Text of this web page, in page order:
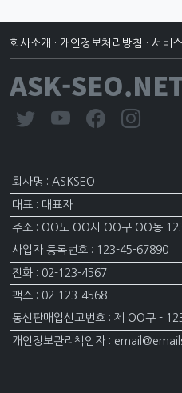
회사소개 · 개인정보처리방침 · 서비
ASK-
회사명 : ASKSEO
대표 : 대표자
주소 : OO도 OO시 OO구 OO동
사업자 등록번호 : 123-45-67890
전화 : 02-123-4567
팩스 : 02-123-4568
통신판매업신고번호 : 제 OO구 -
개인정보관리책임자 :